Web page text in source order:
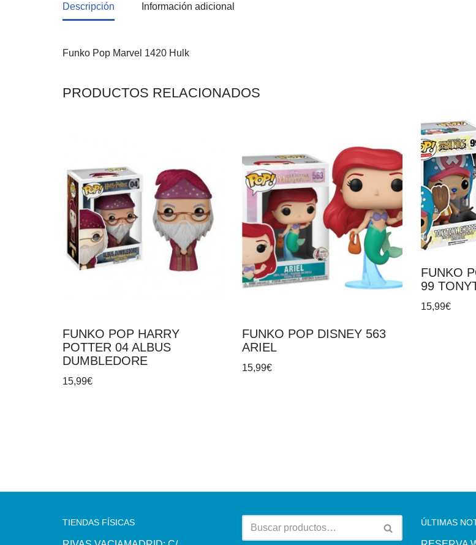
Descripción Información adicional
Funko Pop Marvel 1420 Hulk
PRODUCTOS RELACIONADOS
FUNKO POP HARRY
POTTER 04 ALBUS
DUMBLEDORE
15,99€
FUNKO POP DISNEY 563
ARIEL
15,99€
FUNKO
99
15,99€
TIENDAS FÍSICAS ÚLTIMAS